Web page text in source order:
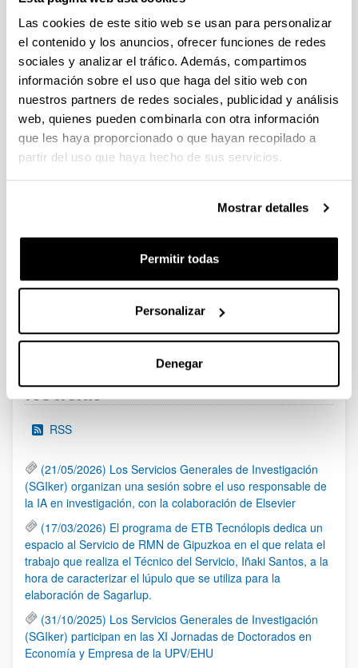
Las cookies de este sitio web se usan para personalizar
el contenido y los anuncios, ofrecer funciones de redes
sociales y analizar el tráfico. Además, compartimos
información sobre el uso que haga del sitio web con
nuestros partners de redes sociales, publicidad y análisis
web, quienes pueden combinarla con otra información
que les haya proporcionado o que hayan recopilado a
partir del uso que haya hecho de sus servicios.
Mostrar detalles
Permitir todas
Personalizar
Denegar
Se ha publicado la convocatoria
Convocatoria del Programa Posdoctoral de
Perfeccionamiento de Personal Investigador Doctor 2023-
2024
Sin trámite abierto (Plazo de presentación de solicitudes:
06/07/2023 - 24/07/2023 23:59)
Convocatoria de ayudas predoctorales: Programa FPU 2024
25/01/2024)
El plazo para la presentación de solicitudes finaliza el
25/01/2024 a las 14:00
Página
1 ...Páginas intermedias Use TAB para desplazarse.
Página
23 Página
24 Página
25 ...Páginas intermedias
Página
95
Noticias
RSS
(21/05/2026) Los Servicios Generales de Investigación
(SGIker) organizan una sesión sobre el uso responsable de
la IA en investigación, con la colaboración de Elsevier
(17/03/2026) El programa de ETB Tecnólopis dedica un
espacio al Servicio de RMN de Gipuzkoa en el que relata el
trabajo que realiza el Técnico del Servicio, Iñaki Santos, a la
hora de caracterizar el lúpulo que se utiliza para la
elaboración de Sagarlup.
(31/10/2025) Los Servicios Generales de Investigación
(SGIker) participan en las XI Jornadas de Doctorados en
Economía y Empresa de la UPV/EHU